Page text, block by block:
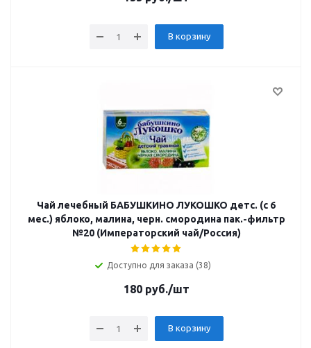
В корзину
Чай лечебный БАБУШКИНО ЛУКОШКО детс. (с 6
мес.) яблоко, малина, черн. смородина пак.-фильтр
№20 (Императорский чай/Россия)
Доступно для заказа (38)
180руб./шт
В корзину